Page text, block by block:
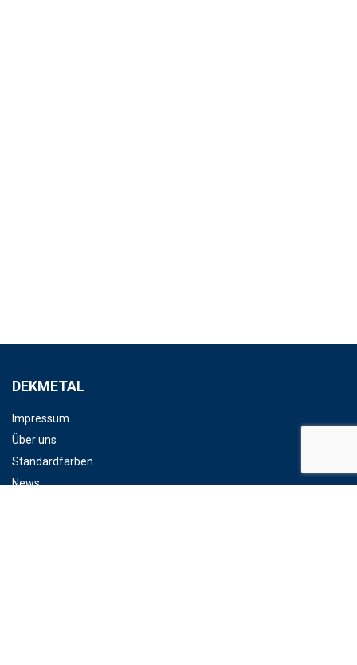
DEKMETAL
Impressum
Über uns
Standardfarben
News